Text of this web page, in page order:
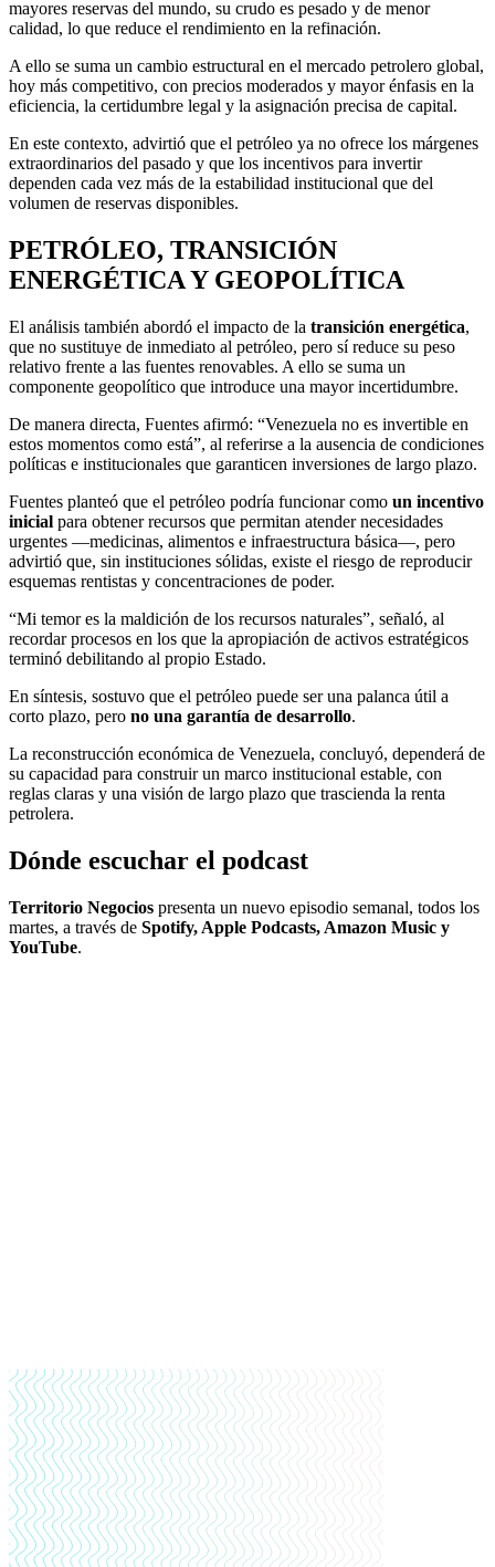
mayores reservas del mundo, su crudo es pesado y de menor
calidad, lo que reduce el rendimiento en la refinación.
A ello se suma un cambio estructural en el mercado petrolero global,
hoy más competitivo, con precios moderados y mayor énfasis en la
eficiencia, la certidumbre legal y la asignación precisa de capital.
En este contexto, advirtió que el petróleo ya no ofrece los márgenes
extraordinarios del pasado y que los incentivos para invertir
dependen cada vez más de la estabilidad institucional que del
volumen de reservas disponibles.
PETRÓLEO, TRANSICIÓN
ENERGÉTICA Y GEOPOLÍTICA
El análisis también abordó el impacto de la transición energética,
que no sustituye de inmediato al petróleo, pero sí reduce su peso
relativo frente a las fuentes renovables. A ello se suma un
componente geopolítico que introduce una mayor incertidumbre.
De manera directa, Fuentes afirmó: “Venezuela no es invertible en
estos momentos como está”, al referirse a la ausencia de condiciones
políticas e institucionales que garanticen inversiones de largo plazo.
Fuentes planteó que el petróleo podría funcionar como un incentivo
inicial para obtener recursos que permitan atender necesidades
urgentes —medicinas, alimentos e infraestructura básica—, pero
advirtió que, sin instituciones sólidas, existe el riesgo de reproducir
esquemas rentistas y concentraciones de poder.
“Mi temor es la maldición de los recursos naturales”, señaló, al
recordar procesos en los que la apropiación de activos estratégicos
terminó debilitando al propio Estado.
En síntesis, sostuvo que el petróleo puede ser una palanca útil a
corto plazo, pero no una garantía de desarrollo.
La reconstrucción económica de Venezuela, concluyó, dependerá de
su capacidad para construir un marco institucional estable, con
reglas claras y una visión de largo plazo que trascienda la renta
petrolera.
Dónde escuchar el podcast
Territorio Negocios presenta un nuevo episodio semanal, todos los
martes, a través de Spotify, Apple Podcasts, Amazon Music y
YouTube.